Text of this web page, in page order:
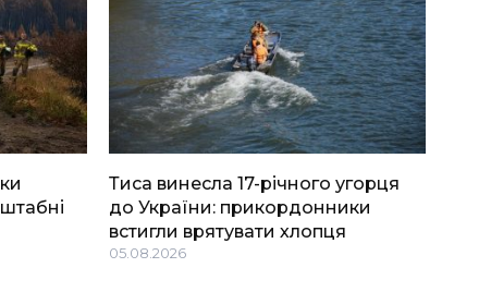
Тиса винесла 17-річного угорця
до України: прикордонники
встигли врятувати хлопця
05.08.2026